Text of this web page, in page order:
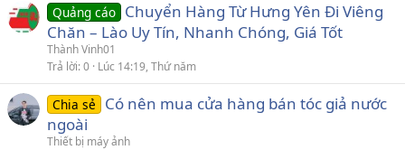
Quảng cáo Chuyển Hàng Từ Hưng Yên Đi Viêng
Chăn – Lào Uy Tín, Nhanh Chóng, Giá Tốt
Thành Vinh01
Trả lời 0 Lúc 14:19, Thứ năm
Chia sẻ
Có nên mua cửa hàng bán tóc giả nước
ngoài
Thiết bị máy ảnh